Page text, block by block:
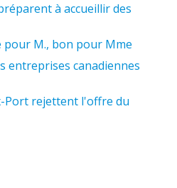
à accueillir des
pour M., bon pour Mme
entreprises canadiennes
Port rejettent l'offre du